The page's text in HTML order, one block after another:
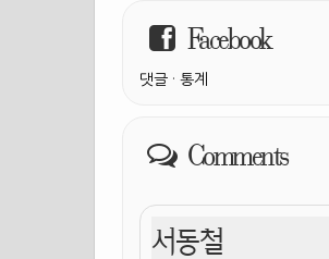
Facebook
댓글 · 통계
Comments
서동철